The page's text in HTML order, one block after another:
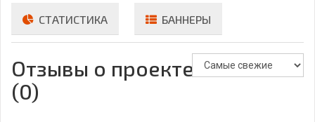
СТАТИСТИКА БАННЕРЫ
Отзывы о проекте
(0)